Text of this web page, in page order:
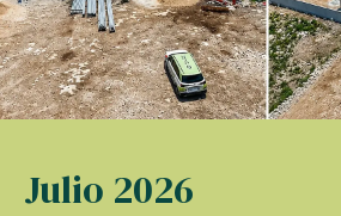
Julio 2026